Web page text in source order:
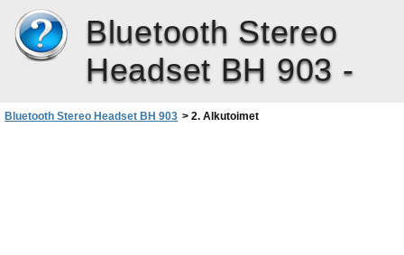
Bluetooth Stereo
Headset BH 903 -
Bluetooth Stereo Headset BH 903 > 2. Alkutoimet